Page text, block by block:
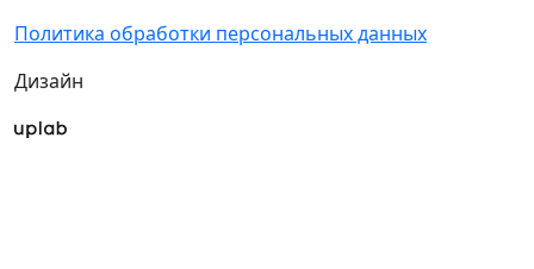
Политика обработки персональных данных
Дизайн